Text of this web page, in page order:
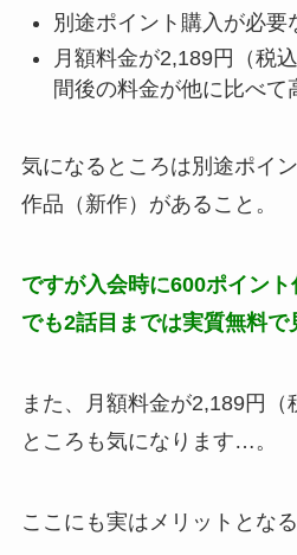
別途ポイント購入が必要
月額料金が2,189円（税
間後の料金が他に比べて
気になるところは別途ポイ
作品（新作）があること。
ですが入会時に600ポイン
でも2話目までは実質無料で
また、月額料金が2,189円
ところも気になります…。
ここにも実はメリットとな